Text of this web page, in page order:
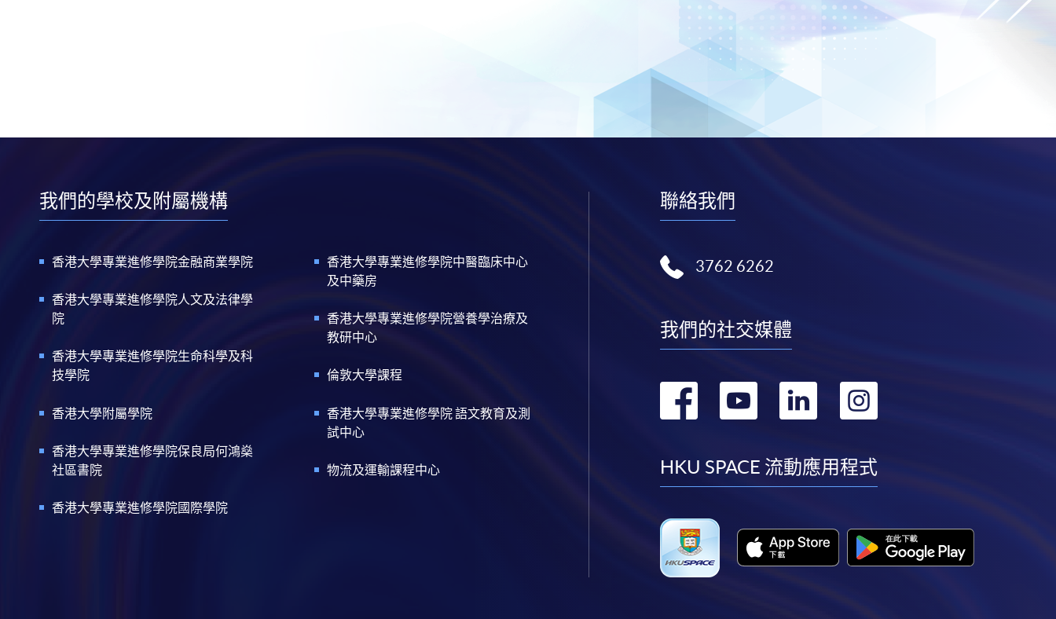
我們的學校及附屬機構
香港大學專業進修學院金融商業學院
香港大學專業進修學院人文及法律學
院
香港大學專業進修學院生命科學及科
技學院
香港大學附屬學院
香港大學專業進修學院保良局何鴻燊
社區書院
香港大學專業進修學院國際學院
香港大學專業進修學院中醫臨床中心
及中藥房
香港大學專業進修學院營養學治療及
教研中心
倫敦大學課程
香港大學專業進修學院 語文教育及測
試中心
物流及運輸課程中心
聯絡我們
3762 6262
我們的社交媒體
轉
facebook
轉
youtube
轉
linkedin
轉
instagram
HKU SPACE 流動應用程式